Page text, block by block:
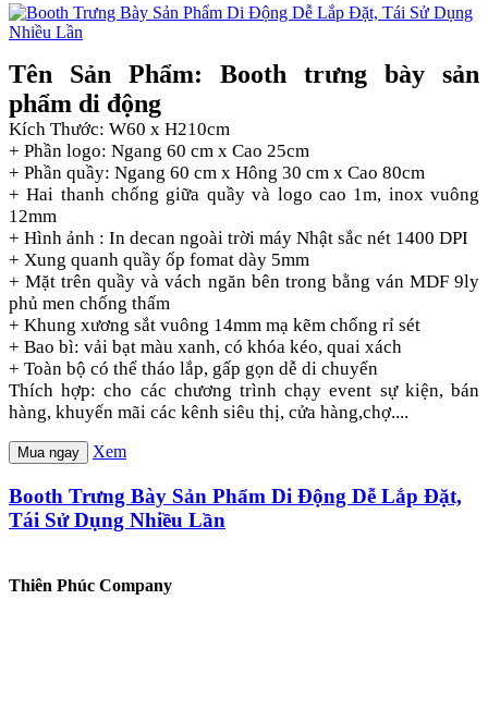
Tên Sản Phẩm: Booth trưng bày sản
phẩm di động
Kích Thước: W60 x H210cm
+ Phần logo: Ngang 60 cm x Cao 25cm
+ Phần quầy: Ngang 60 cm x Hông 30 cm x Cao 80cm
+ Hai thanh chống giữa quầy và logo cao 1m, inox vuông
12mm
+ Hình ảnh : In decan ngoài trời máy Nhật sắc nét 1400 DPI
+ Xung quanh quầy ốp fomat dày 5mm
+ Mặt trên quầy và vách ngăn bên trong bằng ván MDF 9ly
phủ men chống thấm
+ Khung xương sắt vuông 14mm mạ kẽm chống rỉ sét
+ Bao bì: vải bạt màu xanh, có khóa kéo, quai xách
+ Toàn bộ có thể tháo lắp, gấp gọn dễ di chuyển
Thích hợp: cho các chương trình chạy event sự kiện, bán
hàng, khuyến mãi các kênh siêu thị, cửa hàng,chợ....
Mua ngay Xem
Booth Trưng Bày Sản Phẩm Di Động Dễ Lắp Đặt,
Tái Sử Dụng Nhiều Lần
Thiên Phúc Company